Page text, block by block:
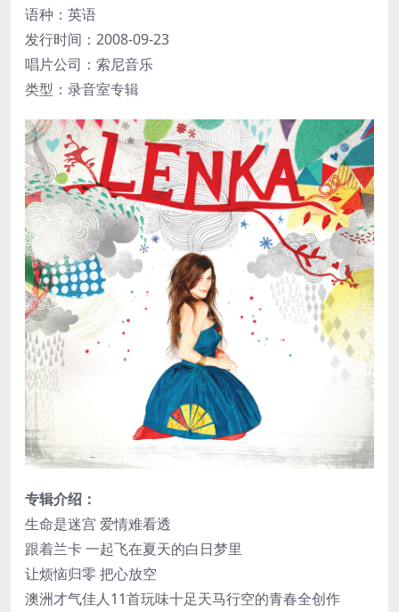
语种：英语
发行时间：2008-09-23
唱片公司：索尼音乐
类型：录音室专辑
专辑介绍：
生命是迷宫 爱情难看透
跟着兰卡 一起飞在夏天的白日梦里
让烦恼归零 把心放空
澳洲才气佳人11首玩味十足天马行空的青春全创作